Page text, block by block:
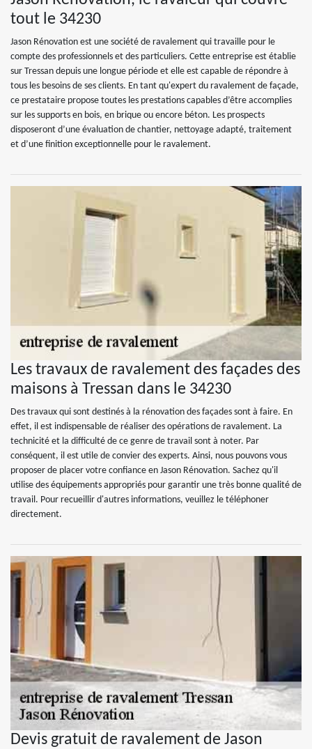
tout le 34230
Jason Rénovation est une société de ravalement qui travaille pour le
compte des professionnels et des particuliers. Cette entreprise est établie
sur Tressan depuis une longue période et elle est capable de répondre à
tous les besoins de ses clients. En tant qu'expert du ravalement de façade,
ce prestataire propose toutes les prestations capables d’être accomplies
sur les supports en bois, en brique ou encore béton. Les prospects
disposeront d’une évaluation de chantier, nettoyage adapté, traitement
et d’une finition exceptionnelle pour le ravalement.
Les travaux de ravalement des façades des
maisons à Tressan dans le 34230
Des travaux qui sont destinés à la rénovation des façades sont à faire. En
effet, il est indispensable de réaliser des opérations de ravalement. La
technicité et la difficulté de ce genre de travail sont à noter. Par
conséquent, il est utile de convier des experts. Ainsi, nous pouvons vous
proposer de placer votre confiance en Jason Rénovation. Sachez qu'il
utilise des équipements appropriés pour garantir une très bonne qualité de
travail. Pour recueillir d'autres informations, veuillez le téléphoner
directement.
Devis gratuit de ravalement de Jason